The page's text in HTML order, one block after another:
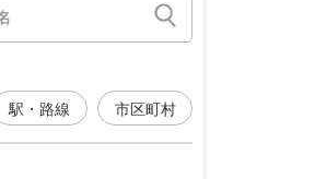
駅・路線 市区町村